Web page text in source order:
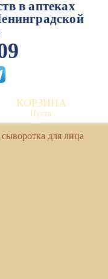
в аптеках
КОРЗИНА
Пуста
для лица